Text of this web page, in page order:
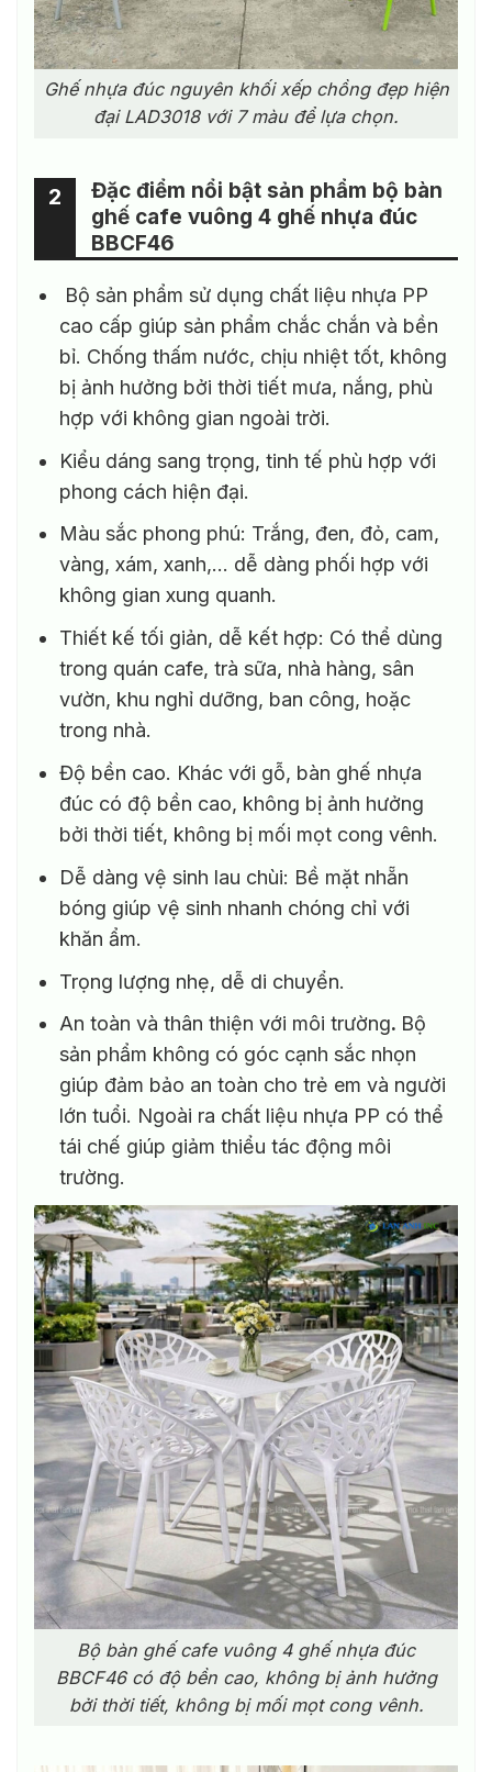
Ghế nhựa đúc nguyên khối xếp chồng đẹp hiện
đại LAD3018 với 7 màu để lựa chọn.
Đặc điểm nổi bật sản phẩm bộ bàn
ghế cafe vuông 4 ghế nhựa đúc
BBCF46
2
Bộ sản phẩm sử dụng chất liệu nhựa PP
cao cấp giúp sản phẩm chắc chắn và bền
bỉ. Chống thấm nước, chịu nhiệt tốt, không
bị ảnh hưởng bởi thời tiết mưa, nắng, phù
hợp với không gian ngoài trời.
Kiểu dáng sang trọng, tinh tế phù hợp với
phong cách hiện đại.
Màu sắc phong phú: Trắng, đen, đỏ, cam,
vàng, xám, xanh,… dễ dàng phối hợp với
không gian xung quanh.
Thiết kế tối giản, dễ kết hợp: Có thể dùng
trong quán cafe, trà sữa, nhà hàng, sân
vườn, khu nghỉ dưỡng, ban công, hoặc
trong nhà.
Độ bền cao. Khác với gỗ, bàn ghế nhựa
đúc có độ bền cao, không bị ảnh hưởng
bởi thời tiết, không bị mối mọt cong vênh.
Dễ dàng vệ sinh lau chùi: Bề mặt nhẵn
bóng giúp vệ sinh nhanh chóng chỉ với
khăn ẩm.
Trọng lượng nhẹ, dễ di chuyển.
An toàn và thân thiện với môi trường. Bộ
sản phẩm không có góc cạnh sắc nhọn
giúp đảm bảo an toàn cho trẻ em và người
lớn tuổi. Ngoài ra chất liệu nhựa PP có thể
tái chế giúp giảm thiểu tác động môi
trường.
Bộ bàn ghế cafe vuông 4 ghế nhựa đúc
BBCF46 có độ bền cao, không bị ảnh hưởng
bởi thời tiết, không bị mối mọt cong vênh.